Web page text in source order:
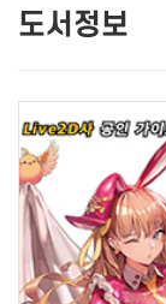
도서정보